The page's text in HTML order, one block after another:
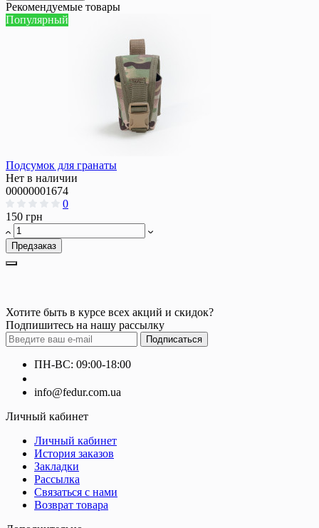
Рекомендуемые товары
Популярный
Подсумок для гранаты
Нет в наличии
00000001674
0
150 грн
Предзаказ
Хотите быть в курсе всех акций и скидок?
Подпишитесь на нашу рассылку
Подписаться
ПН-ВС: 09:00-18:00
info@fedur.com.ua
Личный кабинет
Личный кабинет
История заказов
Закладки
Рассылка
Связаться с нами
Возврат товара